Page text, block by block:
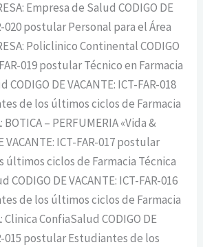
Empresa de Salud CODIGO DE
020 postular Personal para el Área
Policlinico Continental CODIGO
019 postular Técnico en Farmacia
CODIGO DE VACANTE: ICT-FAR-018
de los últimos ciclos de Farmacia
BOTICA – PERFUMERIA «Vida &
VACANTE: ICT-FAR-017 postular
últimos ciclos de Farmacia Técnica
CODIGO DE VACANTE: ICT-FAR-016
de los últimos ciclos de Farmacia
Clinica ConfiaSalud CODIGO DE
015 postular Estudiantes de los